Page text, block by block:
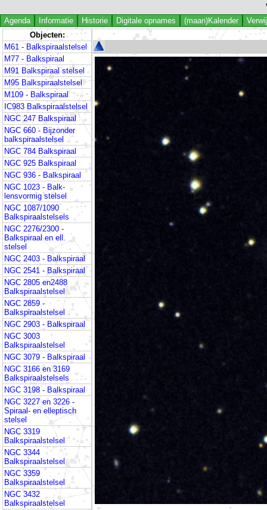
Agenda Informatie Historie Digitale opnames (maan)Kalender
Objecten:
M61 - Balkspiraalstelsel
M77 - Balkspiraal
M91 Balkspiraal stelsel
M95 Balkspiraalstelsel
M109 - Balkspiraal
IC983 Balkspiraalstelsel
NGC 247 Balkspiraal
NGC 660 - Bijzonder
balkspiraalstelsel
NGC 784 Balkspiraal
NGC 925 Balkspiraal
NGC 936 - Balkspiraal
NGC 1023 - Balk-
lensvormig stelsel
NGC 1087/1090
Balkspiraalstelsels
NGC 2276/2300 -
Balkspiraal en ell.
stelsel
NGC 2403 - Balkspiraal
NGC 2541 - Balkspiraal
NGC 2805 en2488
Balkspiraalstelsel
NGC 2859 -
Balkspiraalstelsel
NGC 2903 - Balkspiraal
NGC 3003
Balkspiraalstelsel
NGC 3079 - Balkspiraal
NGC 3166 en 3169
Balkspiraalstelsels
NGC 3198 - Balkspiraal
NGC 3227 en 3226 -
Spiraal- en elleptisch
stelsel
NGC 3319
Balkspiraalstelsel
NGC 3344
Balkspiraalstelsel
NGC 3359
Balkspiraalstelsel
NGC 3432
Balkspiraalstelsel